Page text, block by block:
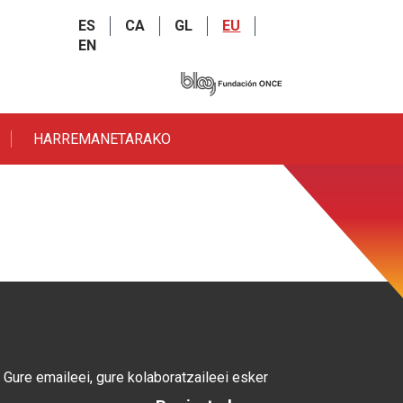
ES CA GL
EU
EN
HARREMANETARAKO
Gure emaileei, gure kolaboratzaileei esker